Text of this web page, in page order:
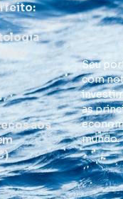
aos
Seu
com
as
mundo.